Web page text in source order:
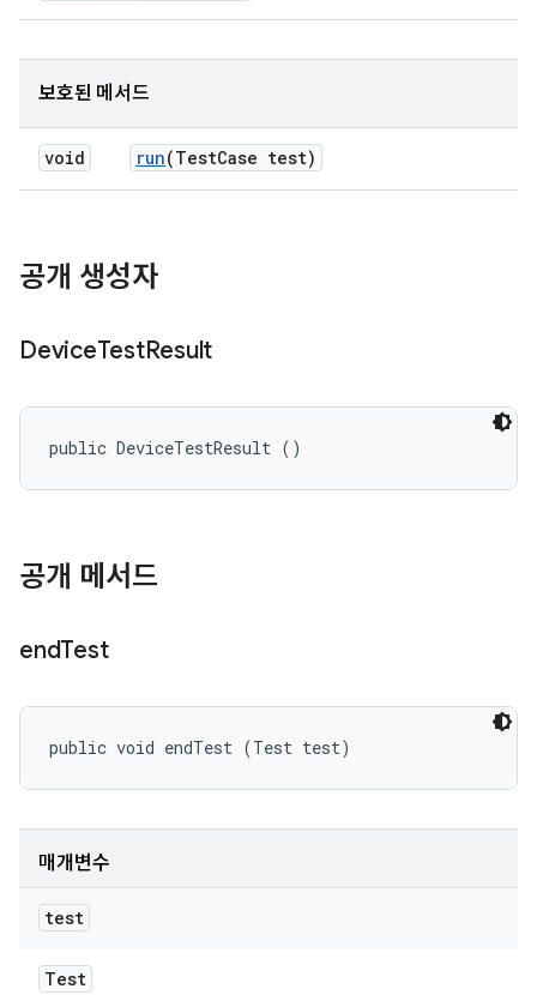
보호된 메서드
void run(TestCase test)
공개 생성자
DeviceTestResult
public DeviceTestResult ()
공개 메서드
endTest
public void endTest (Test test)
매개변수
test
Test